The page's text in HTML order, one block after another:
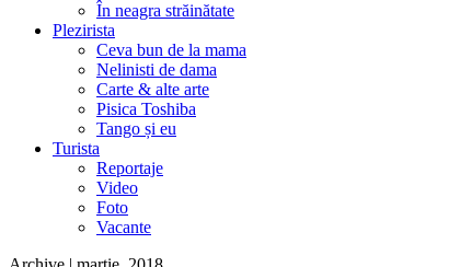
În neagra străinătate
Plezirista
Ceva bun de la mama
Nelinisti de dama
Carte & alte arte
Pisica Toshiba
Tango și eu
Turista
Reportaje
Video
Foto
Vacante